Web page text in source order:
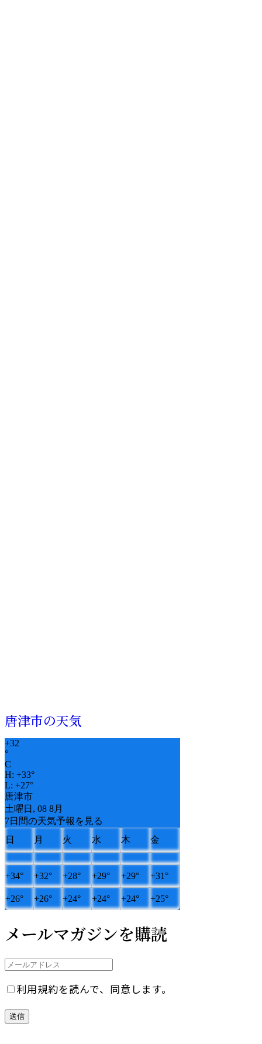
唐津市の天気
+32
°
C
H: +33°
L: +27°
唐津市
土曜日, 08 8月
7日間の天気予報を見る
日
月 火 水 木 金
+34° +32° +28° +29° +29° +31°
+26° +26° +24° +24° +24° +25°
メールマガジンを購読
利用規約を読んで、同意します。